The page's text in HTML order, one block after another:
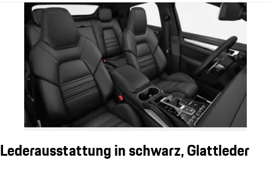
Lederausstattung in schwarz, Glattleder